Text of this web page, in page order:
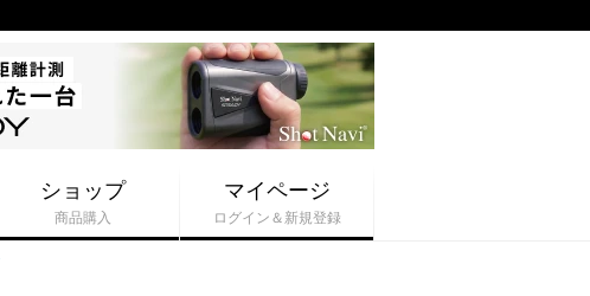
ショップ
商品購入
マイページ
ログイン＆新規登録